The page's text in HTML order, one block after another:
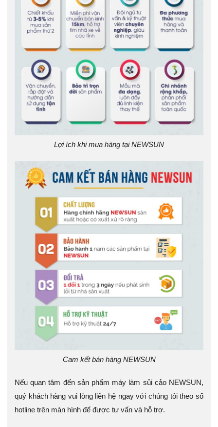
Lợi ích khi mua hàng tại NEWSUN
Cam kết bán hàng NEWSUN
Nếu quan tâm đến sản phẩm máy làm sủi cảo NEWSUN,
quý khách hàng vui lòng liên hệ ngay với chúng tôi theo số
hotline trên màn hình để được tư vấn và hỗ trợ.